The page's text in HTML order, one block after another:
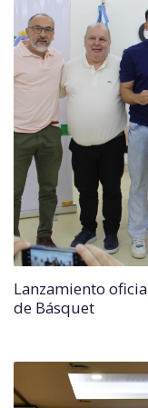
Lanzamiento
de Básquet